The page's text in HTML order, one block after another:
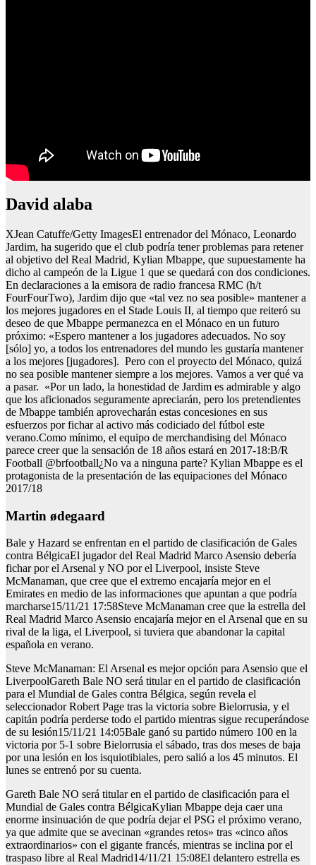
david alaba
XJean Catuffe/Getty ImagesEl entrenador del Mónaco, Leonardo
Jardim, ha sugerido que el club podría tener problemas para retener
al objetivo del Real Madrid, Kylian Mbappe, que supuestamente ha
dicho al campeón de la Ligue 1 que se quedará con dos condiciones.
En declaraciones a la emisora de radio francesa RMC (h/t
FourFourTwo), Jardim dijo que «tal vez no sea posible» mantener a
los mejores jugadores en el Stade Louis II, al tiempo que reiteró su
deseo de que Mbappe permanezca en el Mónaco en un futuro
próximo: «Espero mantener a los jugadores adecuados. No soy
[sólo] yo, a todos los entrenadores del mundo les gustaría mantener
a los mejores [jugadores]. Pero con el proyecto del Mónaco, quizá
no sea posible mantener siempre a los mejores. Vamos a ver qué va
a pasar. «Por un lado, la honestidad de Jardim es admirable y algo
que los aficionados seguramente apreciarán, pero los pretendientes
de Mbappe también aprovecharán estas concesiones en sus
esfuerzos por fichar al activo más codiciado del fútbol este
verano.Como mínimo, el equipo de merchandising del Mónaco
parece creer que la sensación de 18 años estará en 2017-18:B/R
Football @brfootball¿No va a ninguna parte? Kylian Mbappe es el
protagonista de la presentación de las equipaciones del Mónaco
2017/18
martin ødegaard
Bale y Hazard se enfrentan en el partido de clasificación de Gales
contra BélgicaEl jugador del Real Madrid Marco Asensio debería
fichar por el Arsenal y NO por el Liverpool, insiste Steve
McManaman, que cree que el extremo encajaría mejor en el
Emirates en medio de las informaciones que apuntan a que podría
marcharse15/11/21 17:58Steve McManaman cree que la estrella del
Real Madrid Marco Asensio encajaría mejor en el Arsenal que en su
rival de la liga, el Liverpool, si tuviera que abandonar la capital
española en verano.
Steve McManaman: El Arsenal es mejor opción para Asensio que el
LiverpoolGareth Bale NO será titular en el partido de clasificación
para el Mundial de Gales contra Bélgica, según revela el
seleccionador Robert Page tras la victoria sobre Bielorrusia, y el
capitán podría perderse todo el partido mientras sigue recuperándose
de su lesión15/11/21 14:05Bale ganó su partido número 100 en la
victoria por 5-1 sobre Bielorrusia el sábado, tras dos meses de baja
por una lesión en los isquiotibiales, pero salió a los 45 minutos. El
lunes se entrenó por su cuenta.
Gareth Bale NO será titular en el partido de clasificación para el
Mundial de Gales contra BélgicaKylian Mbappe deja caer una
enorme insinuación de que podría dejar el PSG el próximo verano,
ya que admite que se avecinan «grandes retos» tras «cinco años
extraordinarios» con el gigante francés, mientras se inclina por el
traspaso libre al Real Madrid14/11/21 15:08El delantero estrella es